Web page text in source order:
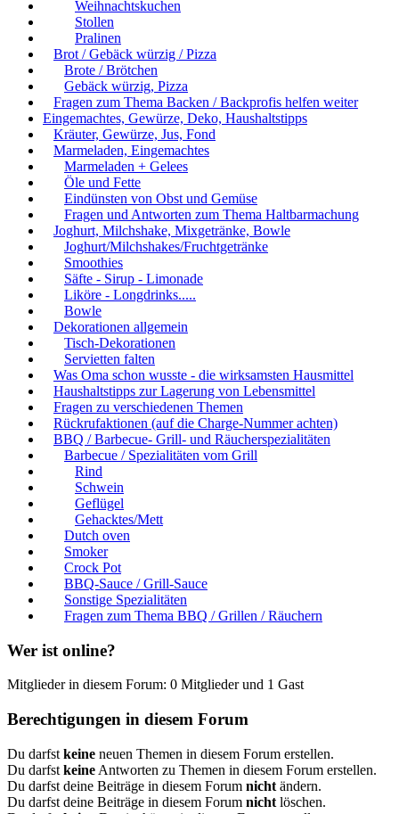
Weihnachtskuchen
Stollen
Pralinen
Brot / Gebäck würzig / Pizza
Brote / Brötchen
Gebäck würzig, Pizza
Fragen zum Thema Backen / Backprofis helfen weiter
Eingemachtes, Gewürze, Deko, Haushaltstipps
Kräuter, Gewürze, Jus, Fond
Marmeladen, Eingemachtes
Marmeladen + Gelees
Öle und Fette
Eindünsten von Obst und Gemüse
Fragen und Antworten zum Thema Haltbarmachung
Joghurt, Milchshake, Mixgetränke, Bowle
Joghurt/Milchshakes/Fruchtgetränke
Smoothies
Säfte - Sirup - Limonade
Liköre - Longdrinks.....
Bowle
Dekorationen allgemein
Tisch-Dekorationen
Servietten falten
Was Oma schon wusste - die wirksamsten Hausmittel
Haushaltstipps zur Lagerung von Lebensmittel
Fragen zu verschiedenen Themen
Rückrufaktionen (auf die Charge-Nummer achten)
BBQ / Barbecue- Grill- und Räucherspezialitäten
Barbecue / Spezialitäten vom Grill
Rind
Schwein
Geflügel
Gehacktes/Mett
Dutch oven
Smoker
Crock Pot
BBQ-Sauce / Grill-Sauce
Sonstige Spezialitäten
Fragen zum Thema BBQ / Grillen / Räuchern
Wer ist online?
Mitglieder in diesem Forum: 0 Mitglieder und 1 Gast
Berechtigungen in diesem Forum
Du darfst keine neuen Themen in diesem Forum erstellen.
Du darfst keine Antworten zu Themen in diesem Forum erstellen.
Du darfst deine Beiträge in diesem Forum nicht ändern.
Du darfst deine Beiträge in diesem Forum nicht löschen.